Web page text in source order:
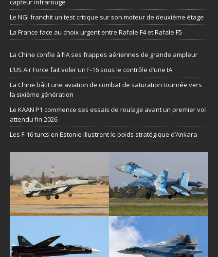
Le NGI franchit un test critique sur son moteur de deuxième étage
La France face au choix urgent entre Rafale F4 et Rafale F5
La Chine confie à l’IA ses frappes aériennes de grande ampleur
L’US Air Force fait voler un F-16 sous le contrôle d’une IA
La Chine bâtit une aviation de combat de saturation tournée vers
la sixième génération
Le KAAN P1 commence ses essais de roulage avant un premier vol
attendu fin 2026
Les F-16 turcs en Estonie illustrent le poids stratégique d’Ankara